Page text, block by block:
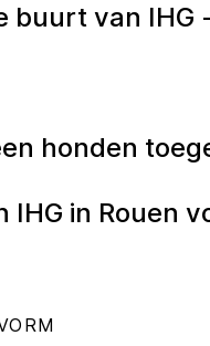
van IHG
honden
in Rouen